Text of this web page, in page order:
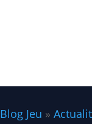
Blog Jeu »